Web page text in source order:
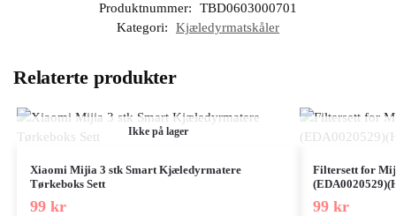
Produktnummer:
TBD0603000701
Kategori:
Kjæledyrmatskåler
Relaterte produkter
Ikke på lager
Xiaomi Mijia 3 stk Smart Kjæledyrmatere
Tørkeboks Sett
99 kr
Filtersett for
99 kr